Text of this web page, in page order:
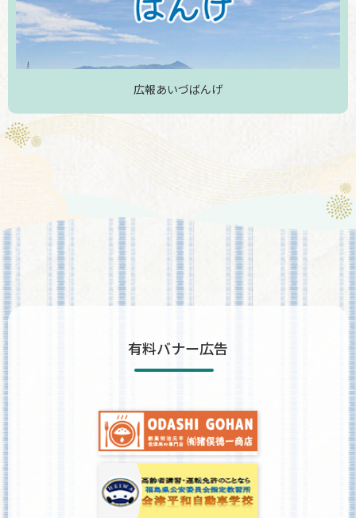
広報あいづばんげ
有料バナー広告